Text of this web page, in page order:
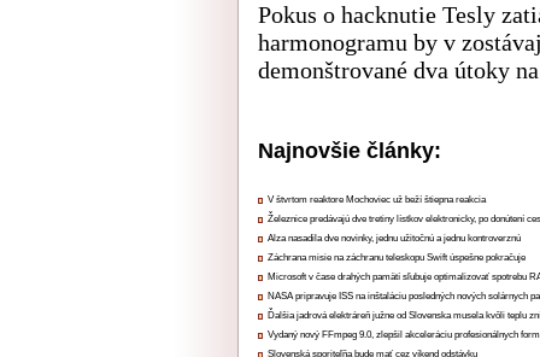
Pokus o hacknutie Tesly
harmonogramu by v
demonštrované dva útoky
Najnovšie články:
V štvrtom reaktore Mochoviec už beží štiepna reakcia
Železnice predávajú dve tretiny lístkov elektronicky, po donútení
Alza nasadila dve novinky, jednu užitočnú a jednu kontroverznú
Záchrana misie na záchranu teleskopu Swift úspešne pokračuje
Microsoft v čase drahých pamätí sľubuje optimalizovať spotrebu
NASA pripravuje ISS na inštaláciu posledných nových solárnych
Ďalšia jadrová elektráreň južne od Slovenska musela kvôli teplu
Vydaný nový FFmpeg 9.0, zlepšil akceleráciu profesionálnych
Slovenská sporiteľňa bude mať cez víkend odstávku